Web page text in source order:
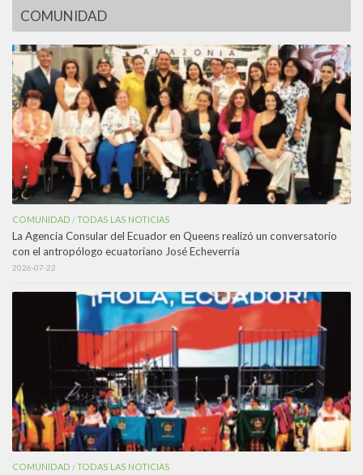
COMUNIDAD
COMUNIDAD /TODAS LAS NOTICIAS
La Agencia Consular del Ecuador en Queens realizó un conversatorio
con el antropólogo ecuatoriano José Echeverría
2026-07-22
COMUNIDAD /TODAS LAS NOTICIAS